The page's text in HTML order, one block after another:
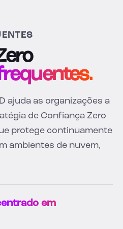
ajuda as organizações a
de Confiança Zero
protege continuamente
ambientes de nuvem,
em